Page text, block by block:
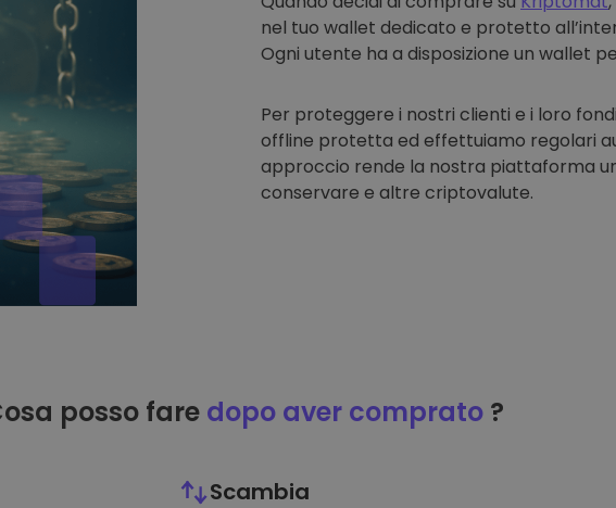
nel tuo wallet dedicato e protetto
Ogni utente ha a disposizione un wallet
Per proteggere i nostri clienti e i loro
offline protetta ed effettuiamo regolari
approccio rende la nostra piattaforma
conservare e altre criptovalute.
posso fare dopo aver comprato?
Scambia